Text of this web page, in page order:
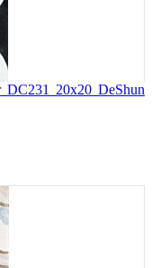
DC231 20x20 DeShun